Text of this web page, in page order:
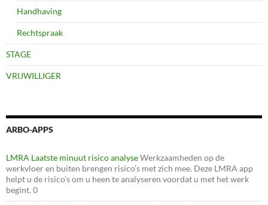
Handhaving
Rechtspraak
STAGE
VRIJWILLIGER
ARBO-APPS
LMRA Laatste minuut risico analyseWerkzaamheden op de
werkvloer en buiten brengen risico’s met zich mee. Deze LMRA app
helpt u de risico’s om u heen te analyseren voordat u met het werk
begint. 0